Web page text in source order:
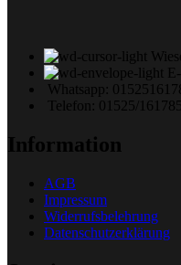
Whatsapp:
Telefon: 01525/
Information
AGB
Impressum
Widerrufsbelehrung
Datenschutzerklärung